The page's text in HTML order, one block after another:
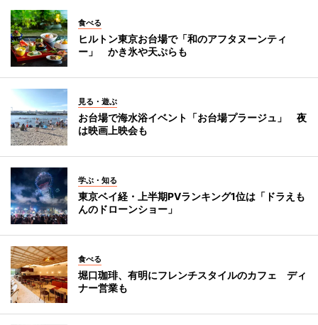
食べる
ヒルトン東京お台場で「和のアフタヌーンティ
ー」 かき氷や天ぷらも
見る・遊ぶ
お台場で海水浴イベント「お台場プラージュ」 夜
は映画上映会も
学ぶ・知る
東京ベイ経・上半期PVランキング1位は「ドラえも
んのドローンショー」
食べる
堀口珈琲、有明にフレンチスタイルのカフェ ディ
ナー営業も